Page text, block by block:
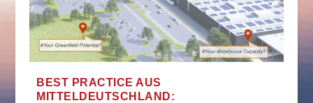
BEST PRACTICE AUS
MITTELDEUTSCHLAND: